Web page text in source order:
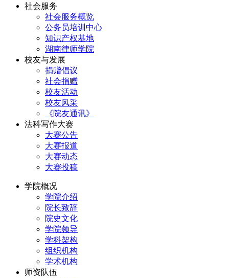
社会服务
社会服务概览
公务员培训中心
知识产权基地
湖南律师学院
校友与发展
捐赠倡议
社会捐赠
校友活动
校友风采
《院友通讯》
法科写作大赛
大赛公告
大赛报道
大赛动态
大赛投稿
学院概况
学院介绍
院长致辞
院史文化
学院领导
学科架构
组织机构
学术机构
师资队伍